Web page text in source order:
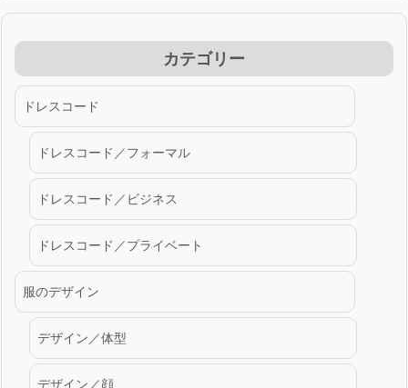
カテゴリー
ドレスコード
ドレスコード／フォーマル
ドレスコード／ビジネス
ドレスコード／プライベート
服のデザイン
デザイン／体型
デザイン／顔